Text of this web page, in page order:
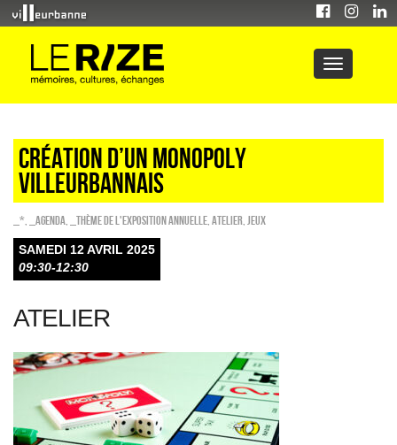
CRÉATION D’UN MONOPOLY
VILLEURBANNAIS
_* _Agenda _Thème de l'exposition annuelle Atelier Jeux
SAMEDI 12 AVRIL 2025
09:30-12:30
ATELIER